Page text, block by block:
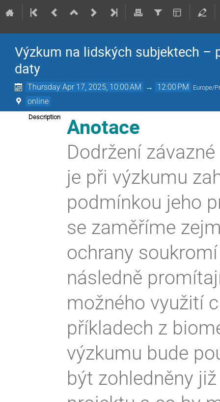
Výzkum na lidských subjektech –
daty
Thursday Apr 17, 2025, 10:00 AM → 12:00 PM Europe/
online
Description Anotace
Dodržení
je při výzkumu
podmínkou jeho
se zaměříme
ochrany
následně
možného využití
příkladech z
výzkumu bude
být zohledněny